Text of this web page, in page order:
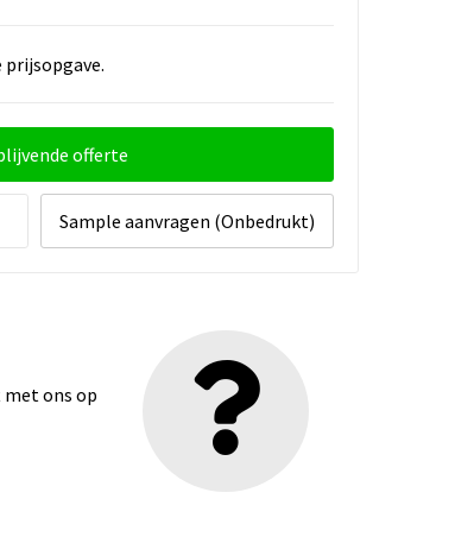
prijsopgave.
offerte
Sample aanvragen (Onbedrukt)
ons op